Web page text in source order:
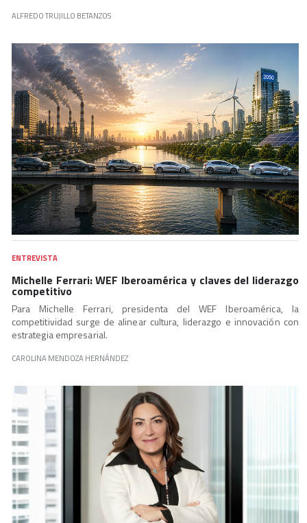
ALFREDO TRUJILLO BETANZOS
ENTREVISTA
Michelle Ferrari: WEF Iberoamérica y claves del liderazgo
competitivo
Para Michelle Ferrari, presidenta del WEF Iberoamérica, la
competitividad surge de alinear cultura, liderazgo e innovación con
estrategia empresarial.
CAROLINA MENDOZA HERNÁNDEZ